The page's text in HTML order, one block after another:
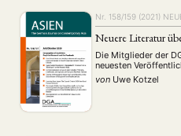
NEWS ASIEN
Nr. 158/159 (2021)
Neuere Literatur
Die Mitglieder der
neuesten
von Uwe Kotzel